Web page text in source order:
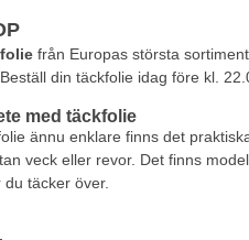
från Europas största
din täckfolie idag före kl.
med täckfolie
ännu enklare finns det
veck eller revor. Det finns
täcker över.